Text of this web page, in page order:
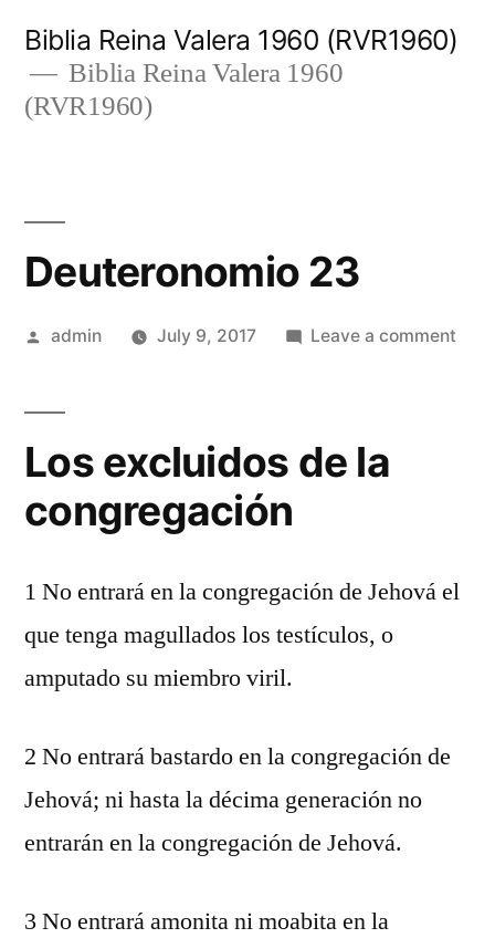
content
Biblia Reina Valera 1960 (RVR1960)
Biblia Reina Valera 1960
(RVR1960)
Deuteronomio 23
Posted
admin July 9, 2017 Leave a comment
Los excluidos de la
congregación
1 No entrará en la congregación de Jehová el
que tenga magullados los testículos, o
amputado su miembro viril.
2 No entrará bastardo en la congregación de
Jehová; ni hasta la décima generación no
entrarán en la congregación de Jehová.
3 No entrará amonita ni moabita en la